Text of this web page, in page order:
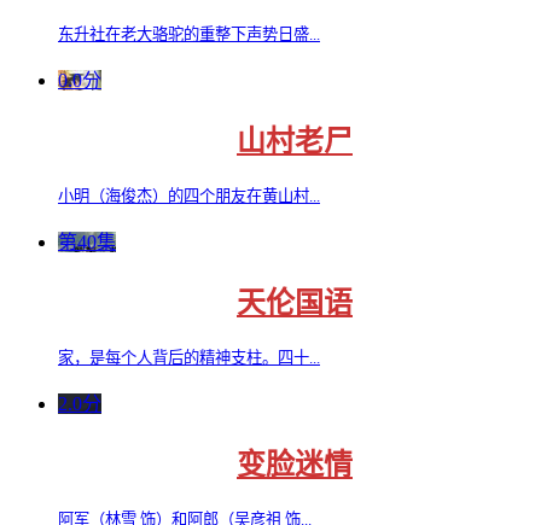
东升社在老大骆驼的重整下声势日盛...
0.0分
山村老尸
小明（海俊杰）的四个朋友在黄山村...
第40集
天伦国语
家，是每个人背后的精神支柱。四十...
2.0分
变脸迷情
阿军（林雪 饰）和阿郎（吴彦祖 饰...